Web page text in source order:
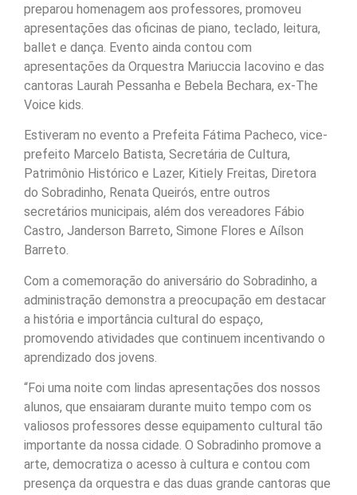
preparou homenagem aos professores, promoveu
apresentações das oficinas de piano, teclado, leitura,
ballet e dança. Evento ainda contou com
apresentações da Orquestra Mariuccia Iacovino e das
cantoras Laurah Pessanha e Bebela Bechara, ex-The
Voice kids.
Estiveram no evento a Prefeita Fátima Pacheco, vice-
prefeito Marcelo Batista, Secretária de Cultura,
Patrimônio Histórico e Lazer, Kitiely Freitas, Diretora
do Sobradinho, Renata Queirós, entre outros
secretários municipais, além dos vereadores Fábio
Castro, Janderson Barreto, Simone Flores e Aílson
Barreto.
Com a comemoração do aniversário do Sobradinho, a
administração demonstra a preocupação em destacar
a história e importância cultural do espaço,
promovendo atividades que continuem incentivando o
aprendizado dos jovens.
“Foi uma noite com lindas apresentações dos nossos
alunos, que ensaiaram durante muito tempo com os
valiosos professores desse equipamento cultural tão
importante da nossa cidade. O Sobradinho promove a
arte, democratiza o acesso à cultura e contou com
presença da orquestra e das duas grande cantoras que